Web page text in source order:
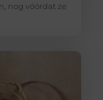
nog vóórdat ze